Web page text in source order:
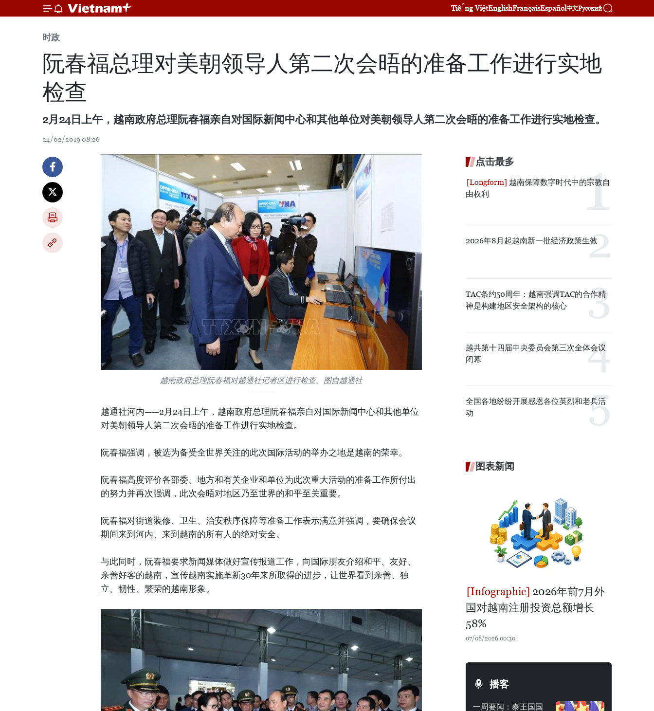
Tiếng ViệtEnglishFrançaisEspañol中文Русский
时政
阮春福总理对美朝领导人第二次会晤的准备工作进行实地
检查
2月24日上午，越南政府总理阮春福亲自对国际新闻中心和其他单位对美朝领导人第二次会晤的准备工作进行实地检查。
24/02/2019 08:26
越南政府总理阮春福对越通社记者区进行检查。图自越通社
越通社河内——2月24日上午，越南政府总理阮春福亲自对国际新闻中心和其他单位
对美朝领导人第二次会晤的准备工作进行实地检查。
阮春福强调，被选为备受全世界关注的此次国际活动的举办之地是越南的荣幸。
阮春福高度评价各部委、地方和有关企业和单位为此次重大活动的准备工作所付出
的努力并再次强调，此次会晤对地区乃至世界的和平至关重要。
阮春福对街道装修、卫生、治安秩序保障等准备工作表示满意并强调，要确保会议
期间来到河内、来到越南的所有人的绝对安全。
与此同时，阮春福要求新闻媒体做好宣传报道工作，向国际朋友介绍和平、友好、
亲善好客的越南，宣传越南实施革新30年来所取得的进步，让世界看到亲善、独
立、韧性、繁荣的越南形象。
点击最多
越南保障数字时代中的宗教自
由权利
2026年8月起越南新一批经济政策生效
TAC条约50周年：越南强调TAC的合作精
神是构建地区安全架构的核心
越共第十四届中央委员会第三次全体会议
闭幕
全国各地纷纷开展感恩各位英烈和老兵活
动
图表新闻
2026年前7月外
国对越南注册投资总额增长
58%
07/08/2026 00:30
播客
一周要闻：泰王国国